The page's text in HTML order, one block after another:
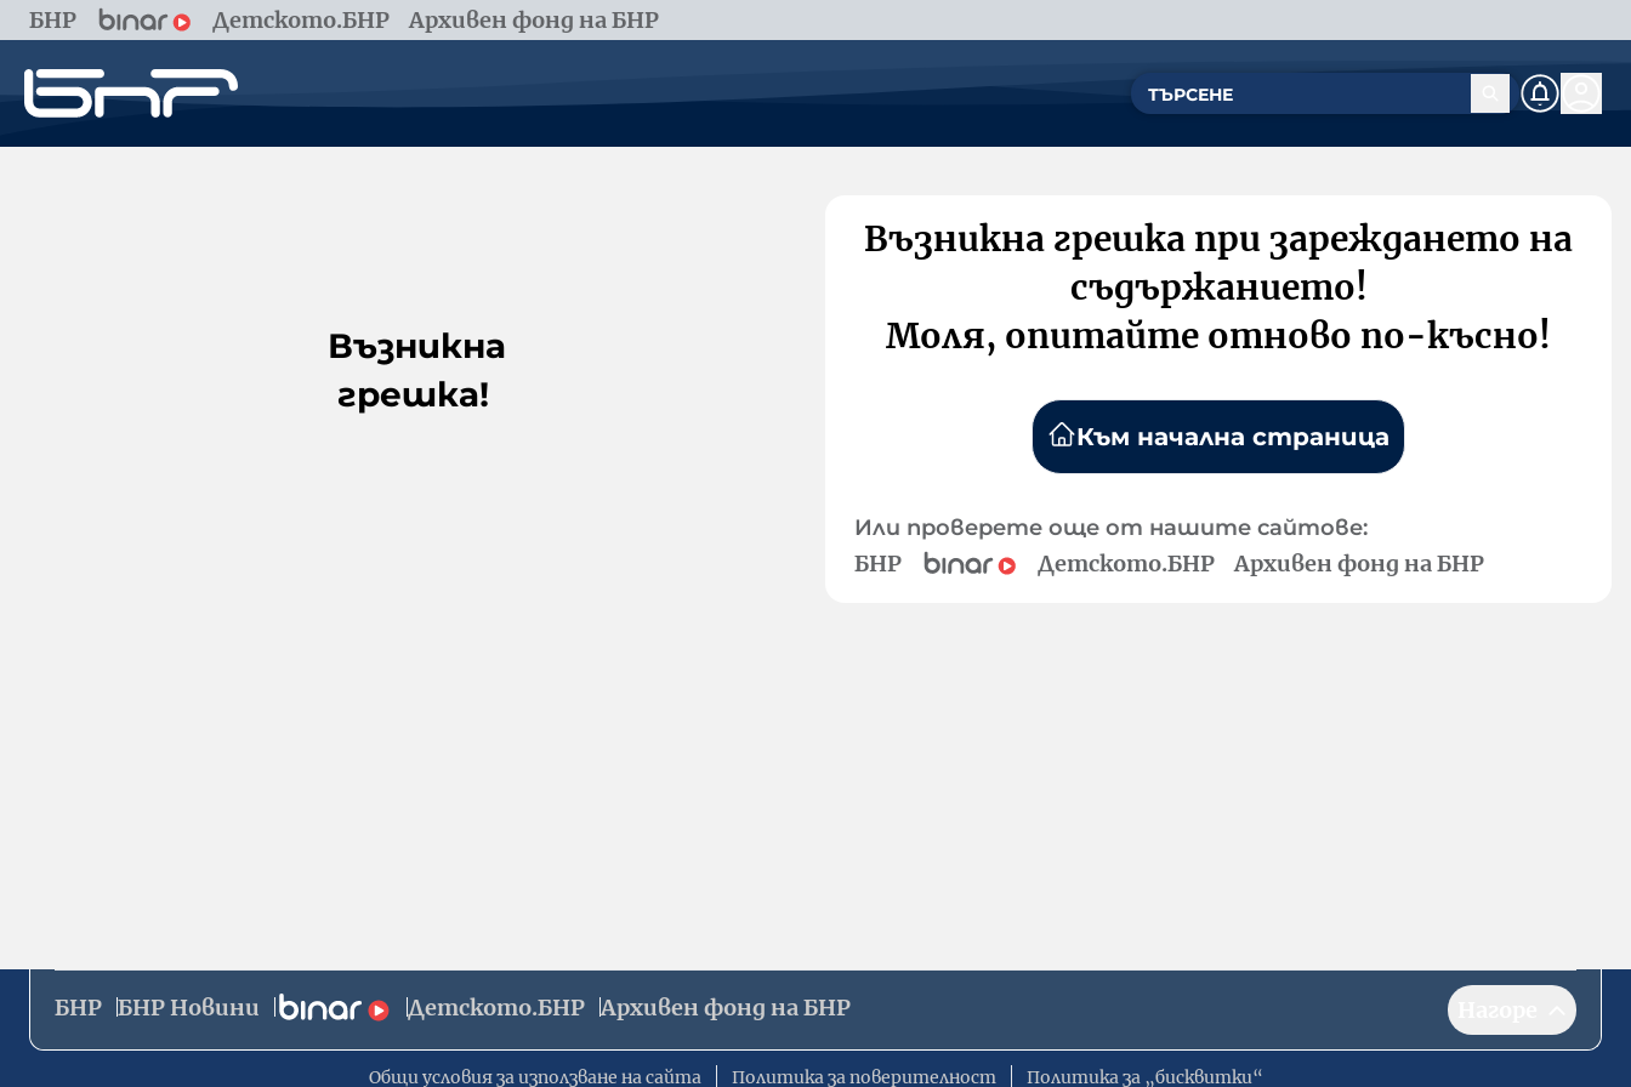
БНР Детското.БНР Архивен фонд на БНР
Възникна
грешка!
Възникна грешка при зареждането на
съдържанието!
Моля, опитайте отново по-късно!
Към начална страница
Или проверете още от нашите сайтове:
БНР Детското.БНР Архивен фонд на БНР
БНР БНР Новини Детското.БНР Архивен фонд на БНР
Общи условия за използване на сайта Политика за поверителност Политика за „бисквитки“